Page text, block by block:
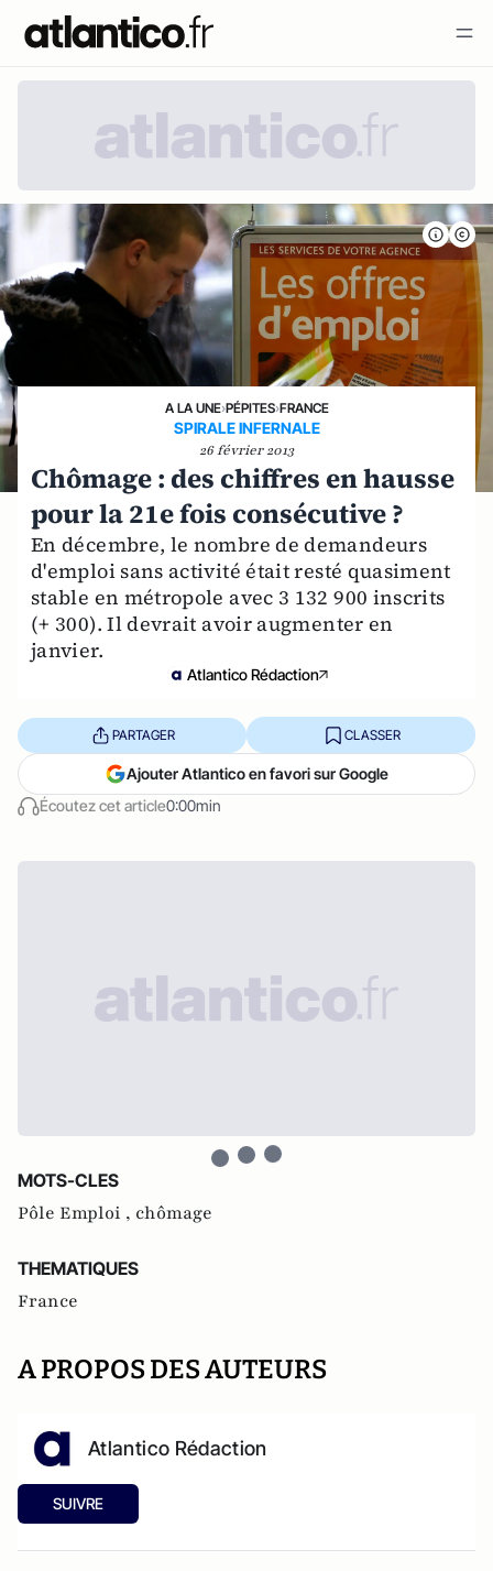
A LA UNE›PÉPITES›FRANCE
SPIRALE INFERNALE
26 février 2013
Chômage : des chiffres en hausse
pour la 21e fois consécutive ?
En décembre, le nombre de demandeurs
d'emploi sans activité était resté quasiment
stable en métropole avec 3 132 900 inscrits
(+ 300). Il devrait avoir augmenter en
janvier.
Atlantico Rédaction
Écoutez cet article0:00min
PARTAGER CLASSER
Ajouter Atlantico en favori sur Google
MOTS-CLES
Pôle Emploi , chômage
THEMATIQUES
France
A PROPOS DES AUTEURS
Atlantico Rédaction
SUIVRE